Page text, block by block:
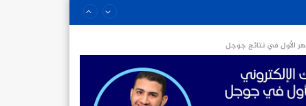
الأول في نتائج جوجل